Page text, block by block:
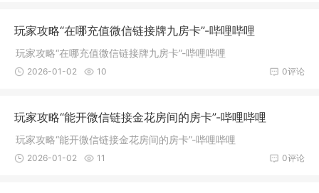
玩家攻略“在哪充值微信链接牌九房卡”-哔哩哔哩
玩家攻略“在哪充值微信链接牌九房卡”-哔哩哔哩
0评论
2026-01-02 10
玩家攻略“能开微信链接金花房间的房卡”-哔哩哔哩
玩家攻略“能开微信链接金花房间的房卡”-哔哩哔哩
0评论
2026-01-02 11